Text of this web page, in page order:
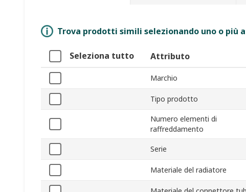
Trova prodotti simili selezionando uno o più
Seleziona tutto Attributo
Marchio
Tipo prodotto
Numero elementi di
raffreddamento
Serie
Materiale del radiatore